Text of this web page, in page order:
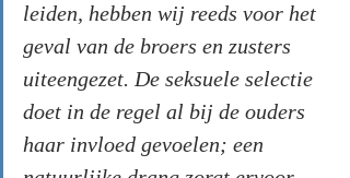
leiden, hebben wij reeds voor het
geval van de broers en zusters
uiteengezet. De seksuele selectie
doet in de regel al bij de ouders
haar invloed gevoelen; een